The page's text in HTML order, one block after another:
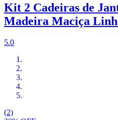
Kit 2 Cadeiras de
Madeira Maciça
5.0
(2)